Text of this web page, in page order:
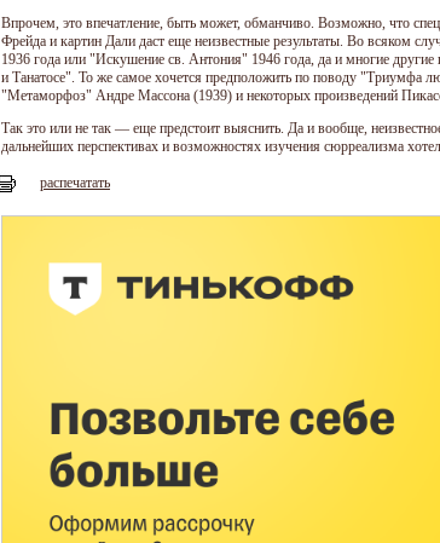
Впрочем, это впечатление, быть может, обманчиво. Возможно, что
Фрейда и картин Дали даст еще неизвестные результаты. Во всяком
1936 года или "Искушение св. Антония" 1946 года, да и многие
и Танатосе". То же самое хочется предположить по поводу "Триумфа
"Метаморфоз" Андре Массона (1939) и некоторых произведений
Так это или не так — еще предстоит выяснить. Да и вообще,
дальнейших перспективах и возможностях изучения сюрреализма
распечатать